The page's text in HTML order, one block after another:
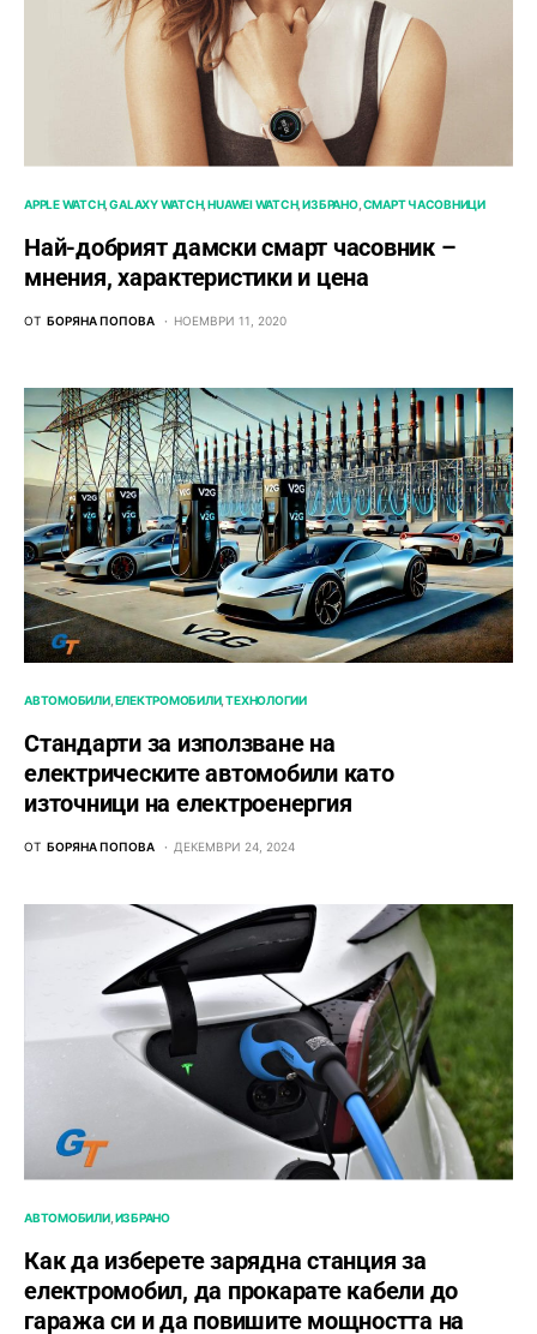
APPLE WATCH GALAXY WATCH HUAWEI WATCH ИЗБРАНО СМАРТ ЧАСОВНИЦИ
Най-добрият дамски смарт часовник –
мнения, характеристики и цена
ОТ БОРЯНА ПОПОВА НОЕМВРИ 11, 2020
АВТОМОБИЛИ ЕЛЕКТРОМОБИЛИ ТЕХНОЛОГИИ
Стандарти за използване на
електрическите автомобили като
източници на електроенергия
ОТ БОРЯНА ПОПОВА ДЕКЕМВРИ 24, 2024
АВТОМОБИЛИ ИЗБРАНО
Как да изберете зарядна станция за
електромобил, да прокарате кабели до
гаража си и да повишите мощността на